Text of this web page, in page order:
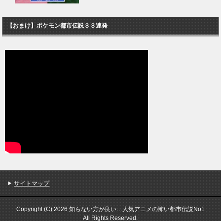
【おまけ】ポケモン都市伝説３３連発
サイトマップ
Copyright (C) 2026 知らない方が良い…人気アニメの怖い都市伝説No1
All Rights Reserved.